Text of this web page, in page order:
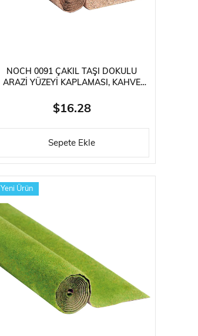
NOCH 0091 ÇAKIL TAŞI DOKULU
ARAZI YÜZEYI KAPLAMASI, KAHVE
MALZEMESI
$16.28
Sepete Ekle
Yeni Ürün